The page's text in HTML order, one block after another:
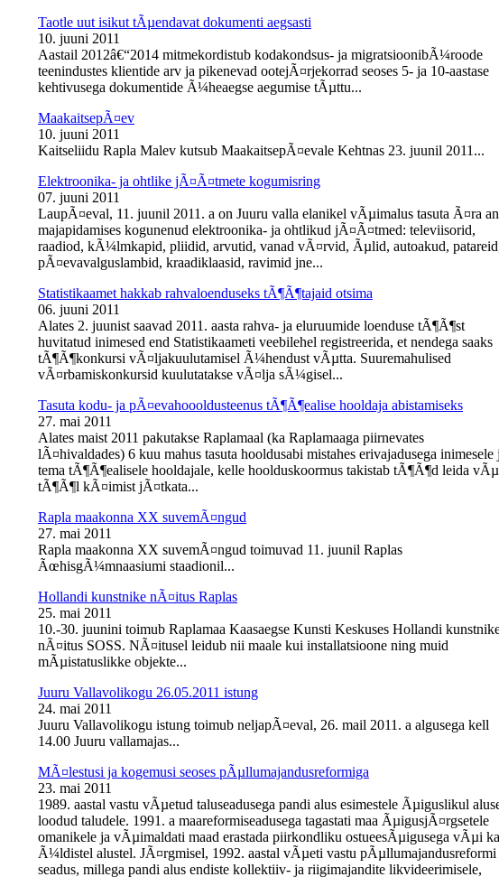
Taotle uut isikut tÃµendavat dokumenti aegsasti
10. juuni 2011
Aastail 2012â€“2014 mitmekordistub kodakondsus- ja migratsioonibÃ¼roode
teenindustes klientide arv ja pikenevad ootejÃ¤rjekorrad seoses 5- ja 10-aastase
kehtivusega dokumentide Ã¼heaegse aegumise tÃµttu...
MaakaitsepÃ¤ev
10. juuni 2011
Kaitseliidu Rapla Malev kutsub MaakaitsepÃ¤evale Kehtnas 23. juunil 2011...
Elektroonika- ja ohtlike jÃ¤Ã¤tmete kogumisring
07. juuni 2011
LaupÃ¤eval, 11. juunil 2011. a on Juuru valla elanikel vÃµimalus tasuta Ã¤ra
majapidamises kogunenud elektroonika- ja ohtlikud jÃ¤Ã¤tmed: televiisorid,
raadiod, kÃ¼lmkapid, pliidid, arvutid, vanad vÃ¤rvid, Ãµlid, autoakud,
pÃ¤evavalguslambid, kraadiklaasid, ravimid jne...
Statistikaamet hakkab rahvaloenduseks tÃ¶Ã¶tajaid otsima
06. juuni 2011
Alates 2. juunist saavad 2011. aasta rahva- ja eluruumide loenduse tÃ¶Ã¶st
huvitatud inimesed end Statistikaameti veebilehel registreerida, et nendega saaks
tÃ¶Ã¶konkursi vÃ¤ljakuulutamisel Ã¼hendust vÃµtta. Suuremahulised
vÃ¤rbamiskonkursid kuulutatakse vÃ¤lja sÃ¼gisel...
Tasuta kodu- ja pÃ¤evahoooldusteenus tÃ¶Ã¶ealise hooldaja abistamiseks
27. mai 2011
Alates maist 2011 pakutakse Raplamaal (ka Raplamaaga piirnevates
lÃ¤hivaldades) 6 kuu mahus tasuta hooldusabi mistahes erivajadusega inimesele
tema tÃ¶Ã¶ealisele hooldajale, kelle hoolduskoormus takistab tÃ¶Ã¶d leida
tÃ¶Ã¶l kÃ¤imist jÃ¤tkata...
Rapla maakonna XX suvemÃ¤ngud
27. mai 2011
Rapla maakonna XX suvemÃ¤ngud toimuvad 11. juunil Raplas
ÃœhisgÃ¼mnaasiumi staadionil...
Hollandi kunstnike nÃ¤itus Raplas
25. mai 2011
10.-30. juunini toimub Raplamaa Kaasaegse Kunsti Keskuses Hollandi
nÃ¤itus SOSS. NÃ¤itusel leidub nii maale kui installatsioone ning muid
mÃµistatuslikke objekte...
Juuru Vallavolikogu 26.05.2011 istung
24. mai 2011
Juuru Vallavolikogu istung toimub neljapÃ¤eval, 26. mail 2011. a algusega kell
14.00 Juuru vallamajas...
MÃ¤lestusi ja kogemusi seoses pÃµllumajandusreformiga
23. mai 2011
1989. aastal vastu vÃµetud taluseadusega pandi alus esimestele Ãµiguslikul
loodud taludele. 1991. a maareformiseadusega tagastati maa ÃµigusjÃ¤rgsetele
omanikele ja vÃµimaldati maad erastada piirkondliku ostueesÃµigusega vÃµi ka
Ã¼ldistel alustel. JÃ¤rgmisel, 1992. aastal vÃµeti vastu pÃµllumajandusreformi
seadus, millega pandi alus endiste kollektiiv- ja riigimajandite likvideerimisele,